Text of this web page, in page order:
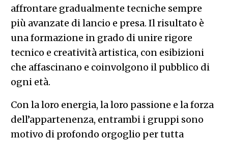
affrontare gradualmente tecniche sempre
più avanzate di lancio e presa. Il risultato è
una formazione in grado di unire rigore
tecnico e creatività artistica, con esibizioni
che affascinano e coinvolgono il pubblico di
ogni età.
Con la loro energia, la loro passione e la forza
dell’appartenenza, entrambi i gruppi sono
motivo di profondo orgoglio per tutta